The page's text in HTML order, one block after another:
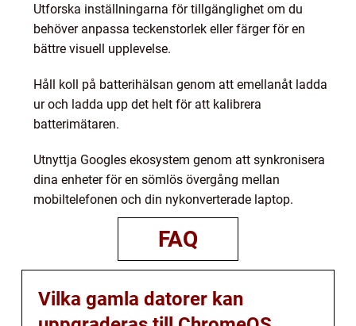
Utforska inställningarna för tillgänglighet om du
behöver anpassa teckenstorlek eller färger för en
bättre visuell upplevelse.
Håll koll på batterihälsan genom att emellanåt ladda
ur och ladda upp det helt för att kalibrera
batterimätaren.
Utnyttja Googles ekosystem genom att synkronisera
dina enheter för en sömlös övergång mellan
mobiltelefonen och din nykonverterade laptop.
FAQ
Vilka gamla datorer kan